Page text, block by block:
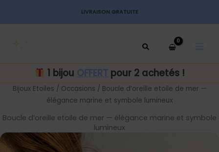
LIVRAISON GRATUITE
1 bijou OFFERT pour 2 achetés !
Bijoux Etoiles / Occasions / Boucle d’oreille etoile de mer —
élégance marine et symbole lumineux
Boucle d’oreille etoile de mer — élégance marine et symbole
lumineux